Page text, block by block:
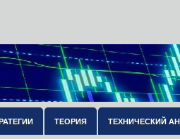
ТЕОРИЯ ТЕХНИЧЕСКИЙ